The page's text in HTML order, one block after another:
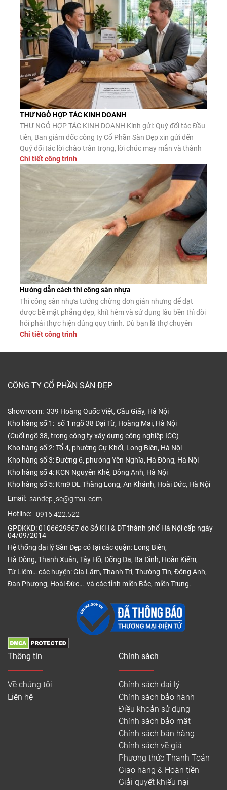
THƯ NGỎ HỢP TÁC KINH DOANH
THƯ NGỎ HỢP TÁC KINH DOANH Kính gửi: Quý đối tác Đầu
tiên, Ban giám đốc công ty Cổ Phần Sàn Đẹp xin gửi đến
Quý đối tác lời chào trân trọng, lời chúc may mắn và thành
công. Công ty CP Sàn Đẹp là đơn vị nhập khẩu, phân phối
sàn gỗ công nghiệp, […]
Chi tiết công trình
Hướng dẫn cách thi công sàn nhựa
Thi công sàn nhựa tưởng chừng đơn giản nhưng để đạt
được bề mặt phẳng đẹp, khít hèm và sử dụng lâu bền thì đòi
hỏi phải thực hiện đúng quy trình. Dù bạn là thợ chuyên
nghiệp hay tự lát tại nhà, nắm vững các bước lắp đặt chuẩn
Chi tiết công trình
CÔNG TY CỔ PHẦN SÀN ĐẸP
Showroom: 339 Hoàng Quốc Việt, Cầu Giấy, Hà Nội
Kho hàng số 1: số 1 ngõ 38 Đại Từ, Hoàng Mai, Hà Nội
(Cuối ngõ 38, trong công ty xây dựng công nghiệp ICC)
Kho hàng số 2: Tổ 4, phường Cự Khối, Long Biên, Hà Nội
Kho hàng số 3: Đường 6, phường Yên Nghĩa, Hà Đông, Hà Nội
Kho hàng số 4: KCN Nguyên Khê, Đông Anh, Hà Nội
Kho hàng số 5: Km9 ĐL Thăng Long, An Khánh, Hoài Đức, Hà Nội
Email: sandep.jsc@gmail.com
Hotline: 0916.422.522
GPĐKKD: 0106629567 do Sở KH & ĐT thành phố Hà Nội cấp ngày
04/09/2014
Hệ thống đại lý Sàn Đẹp có tại các quận: Long Biên,
Hà Đông, Thanh Xuân, Tây Hồ, Đống Đa, Ba Đình, Hoàn Kiếm,
Từ Liêm… các huyện: Gia Lâm, Thanh Trì, Thường Tín, Đông Anh,
Đan Phượng, Hoài Đức… và các tỉnh miền Bắc, miền Trung.
Thông tin
Về chúng tôi
Liên hệ
Chính sách
Chính sách đại lý
Chính sách bảo hành
Điều khoản sử dụng
Chính sách bảo mật
Chính sách bán hàng
Chính sách về giá
Phương thức Thanh Toán
Giao hàng & Hoàn tiền
Giải quyết khiếu nại